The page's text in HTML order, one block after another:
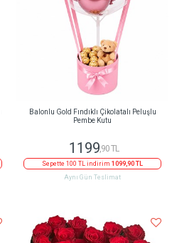
Balonlu Gold Fındıklı Çikolatalı Peluşlu
Pembe Kutu
1199,90 TL
Sepette 100 TL indirim 1099,90 TL
Aynı Gün Teslimat